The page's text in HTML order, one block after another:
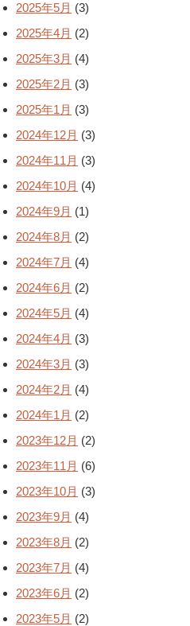
2025年5月 (3)
2025年4月 (2)
2025年3月 (4)
2025年2月 (3)
2025年1月 (3)
2024年12月 (3)
2024年11月 (3)
2024年10月 (4)
2024年9月 (1)
2024年8月 (2)
2024年7月 (4)
2024年6月 (2)
2024年5月 (4)
2024年4月 (3)
2024年3月 (3)
2024年2月 (4)
2024年1月 (2)
2023年12月 (2)
2023年11月 (6)
2023年10月 (3)
2023年9月 (4)
2023年8月 (2)
2023年7月 (4)
2023年6月 (2)
2023年5月 (2)